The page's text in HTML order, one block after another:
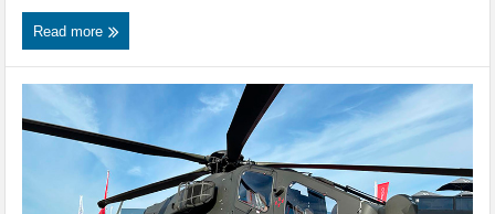
Read more